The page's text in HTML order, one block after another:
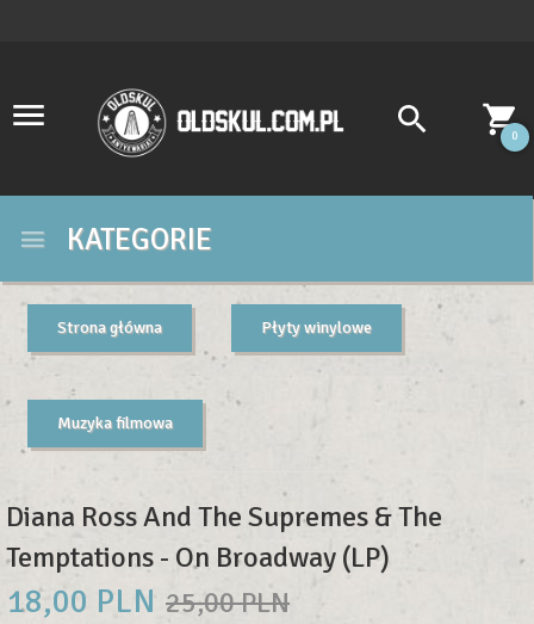
0
KATEGORIE
Strona główna Płyty winylowe
Muzyka filmowa
Diana Ross And The Supremes & The
Temptations - On Broadway (LP)
18,00 PLN 25,00 PLN